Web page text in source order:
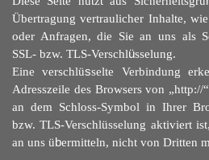
Übertragung vertraulicher Inhalte,
oder Anfragen, die Sie an uns als
SSL- bzw. TLS-Verschlüsselung.
Eine verschlüsselte Verbindung
Adresszeile des Browsers von „http://
an dem Schloss-Symbol in Ihrer
bzw. TLS-Verschlüsselung aktiviert
an uns übermitteln, nicht von Dritten